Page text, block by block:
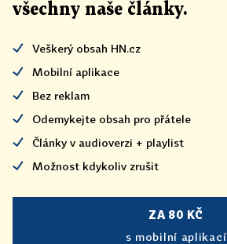
všechny naše články.
Veškerý obsah HN.cz
Mobilní aplikace
Bez reklam
Odemykejte obsah pro přátele
Články v audioverzi + playlist
Možnost kdykoliv zrušit
ZA 80 KČ
s mobilní aplikací